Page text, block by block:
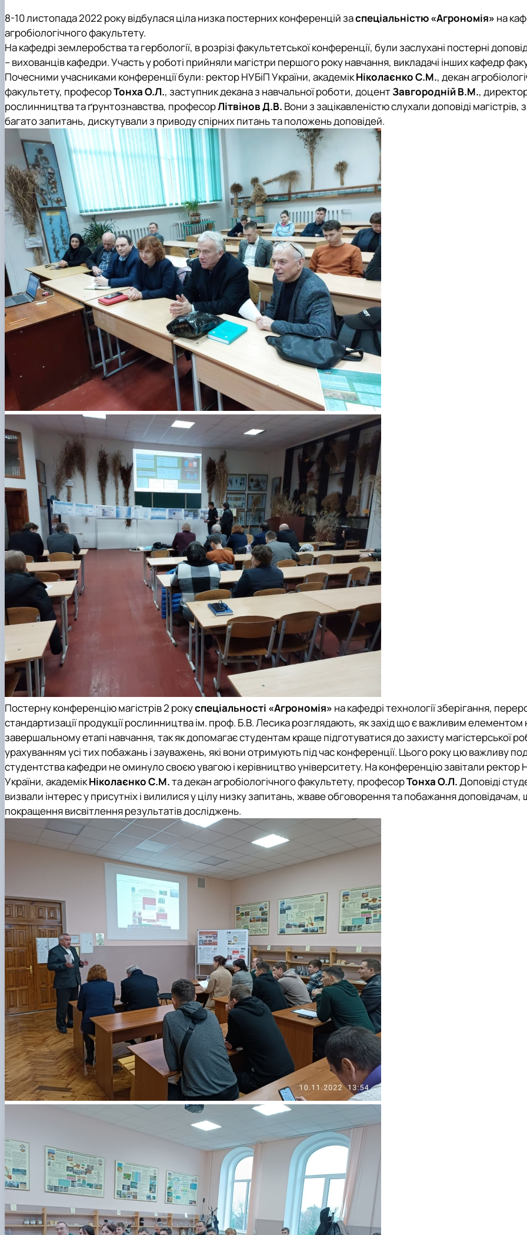
8-10 листопада 2022 року відбулася ціла низка постерних конференцій заспеціальністю «Агрономія» на
агробіологічного факультету.
Накафедрі землеробства та гербології, в розрізі факультетської конференції, були заслухані постерні
– вихованців кафедри. Участь у роботі прийняли магістри першого року навчання, викладачі інших кафедр
Почесними учасниками конференції були: ректор НУБіП України, академікНіколаєнко С.М., декан
факультету, професорТонха О.Л., заступник декана з навчальної роботи, доцентЗавгородній В.М.,
рослинництва та ґрунтознавства, професорЛітвінов Д.В. Вони з зацікавленістю слухали доповіді магістрів,
багато запитань, дискутували з приводу спірних питань та положень доповідей.
Постерну конференцію магістрів 2 рокуспеціальності «Агрономія» накафедрі технології зберігання,
стандартизації продукції рослинництва ім. проф. Б.В. Лесикарозглядають, як захід що є важливим елементом
завершальному етапі навчання, так як допомагає студентам краще підготуватися до захисту магістерської
урахуванням усі тих побажань і зауважень, які вони отримують під час конференції. Цього року цю важливу
студентства кафедри не оминуло своєю увагою і керівництво університету. На конференцію завітали ректор
України, академікНіколаєнко С.М.та декан агробіологічного факультету, професорТонха О.Л.Доповіді
визвали інтерес у присутніх і вилилися у цілу низку запитань, жваве обговорення та побажання доповідачам,
покращення висвітлення результатів досліджень.